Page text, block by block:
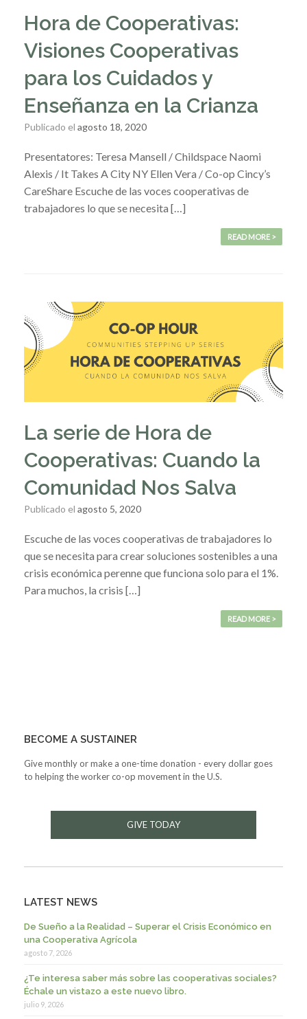
Hora de Cooperativas:
Visiones Cooperativas
para los Cuidados y
Enseñanza en la Crianza
Publicado el agosto 18, 2020
Presentatores: Teresa Mansell / Childspace Naomi
Alexis / It Takes A City NY Ellen Vera / Co-op Cincy’s
CareShare Escuche de las voces cooperativas de
trabajadores lo que se necesita […]
READ MORE >
La serie de Hora de
Cooperativas: Cuando la
Comunidad Nos Salva
Publicado el agosto 5, 2020
Escuche de las voces cooperativas de trabajadores lo
que se necesita para crear soluciones sostenibles a una
crisis económica perenne que funciona solo para el 1%.
Para muchos, la crisis […]
READ MORE >
BECOME A SUSTAINER
Give monthly or make a one-time donation - every dollar goes
to helping the worker co-op movement in the U.S.
GIVE TODAY
LATEST NEWS
De Sueño a la Realidad – Superar el Crisis Económico en
una Cooperativa Agrícola
agosto 7, 2026
¿Te interesa saber más sobre las cooperativas sociales?
Échale un vistazo a este nuevo libro.
julio 9, 2026